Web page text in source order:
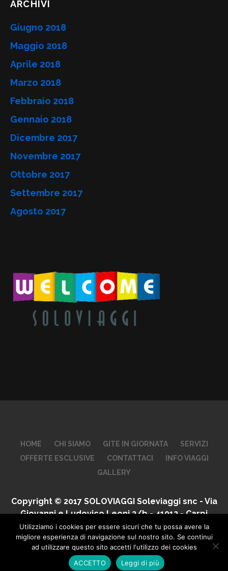
ARCHIVI
Giugno 2018
Maggio 2018
Aprile 2018
Marzo 2018
Febbraio 2018
Gennaio 2018
Dicembre 2017
Novembre 2017
Ottobre 2017
Settembre 2017
Agosto 2017
HOME CHI SIAMO GITE IN GIORNATA
SERVIZI
OFFERTE ESCLUSIVE
CONTATTACI
INFO VIAGGI
GALLERY
Copyright © 2017 SOLOVIAGGI Soleviaggi snc - Via
Giovanni e Ludovico Leoni 2/b - 41012 - Carpi
(MO) - Tel. 059 651591 - P. IVA 02738010368
Utilizziamo i cookies per essere sicuri che tu possa avere la
migliore esperienza di navigazione sul nostro sito. Se continui
ad utilizzare questo sito accetti l'utilizzo dei cookies
ACCETTO
Leggi di più